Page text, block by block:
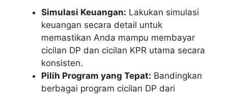
Simulasi Keuangan: Lakukan simulasi
keuangan secara detail untuk
memastikan Anda mampu membayar
cicilan DP dan cicilan KPR utama secara
konsisten.
Pilih Program yang Tepat: Bandingkan
berbagai program cicilan DP dari